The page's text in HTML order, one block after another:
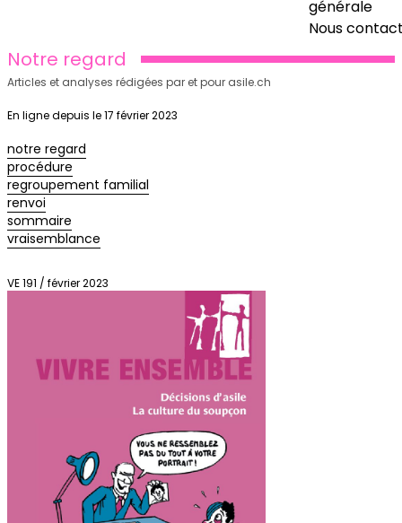
générale
Nous
Notre regard
Articles et analyses rédigées par et pour asile.ch
En ligne depuis le 17 février 2023
notre regard
procédure
regroupement familial
renvoi
sommaire
vraisemblance
VE 191 / février 2023